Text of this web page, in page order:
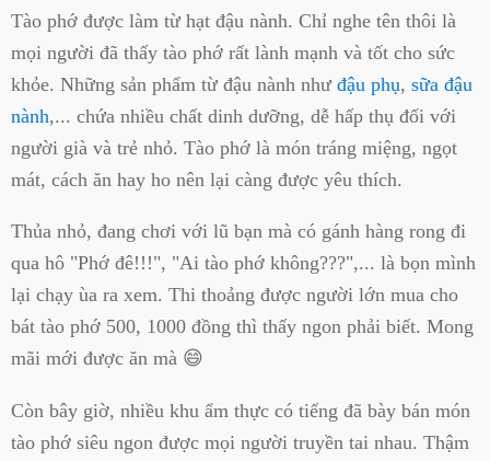
Tào phớ được làm từ hạt đậu nành. Chỉ nghe tên thôi là
mọi người đã thấy tào phớ rất lành mạnh và tốt cho sức
khỏe. Những sản phẩm từ đậu nành như đậu phụ, sữa đậu
nành,... chứa nhiều chất dinh dưỡng, dễ hấp thụ đối với
người già và trẻ nhỏ. Tào phớ là món tráng miệng, ngọt
mát, cách ăn hay ho nên lại càng được yêu thích.
Thủa nhỏ, đang chơi với lũ bạn mà có gánh hàng rong đi
qua hô "Phớ đê!!!", "Ai tào phớ không???",... là bọn mình
lại chạy ùa ra xem. Thi thoảng được người lớn mua cho
bát tào phớ 500, 1000 đồng thì thấy ngon phải biết. Mong
mãi mới được ăn mà 😄
Còn bây giờ, nhiều khu ẩm thực có tiếng đã bày bán món
tào phớ siêu ngon được mọi người truyền tai nhau. Thậm